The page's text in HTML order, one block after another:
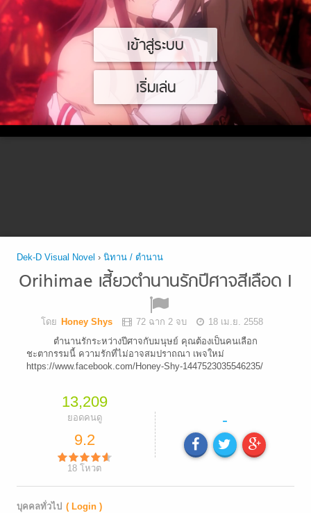
เข้าสู่ระบบ
เริ่มเล่น
Dek-D Visual Novel › นิทาน / ตำนาน
Orihimae เสี้ยวตำนานรักปีศาจสีเลือด I
โดย Honey Shys 72 ฉาก 2 จบ
18 เม.ย. 2558
ตำนานรักระหว่างปีศาจกับมนุษย์ คุณต้องเป็นคนเลือก
ชะตากรรมนี้ ความรักที่ไม่อาจสมปราถณา เพจใหม่
https://www.facebook.com/Honey-Shy-1447523035546235/
13,209
ยอดคนดู
9.2
18 โหวต
-
บุคคลทั่วไป ( Login )